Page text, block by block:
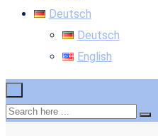
Deutsch
Deutsch
English